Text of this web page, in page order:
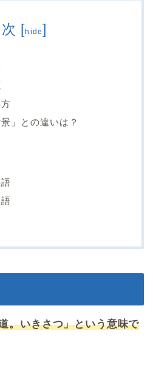
[hide]
」との違いは？
。いきさつ」という意味で